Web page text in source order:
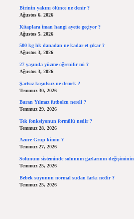
Birinin yakını ölünce ne denir ?
Ağustos 6, 2026
Kitaplara iman hangi ayette geçiyor ?
Ağustos 5, 2026
500 kg lık danadan ne kadar et çıkar ?
Ağustos 3, 2026
27 yaşında yüzme öğrenilir mi ?
Ağustos 3, 2026
Şartsız koşulsuz ne demek ?
Temmuz 30, 2026
Baran Yılmaz futbolcu nereli ?
Temmuz 29, 2026
Tek fonksiyonun formülü nedir ?
Temmuz 28, 2026
Azure Grup kimin ?
Temmuz 27, 2026
Solunum sisteminde solunum gazlarının
Temmuz 25, 2026
Bebek suyunun normal sudan farkı nedir ?
Temmuz 25, 2026